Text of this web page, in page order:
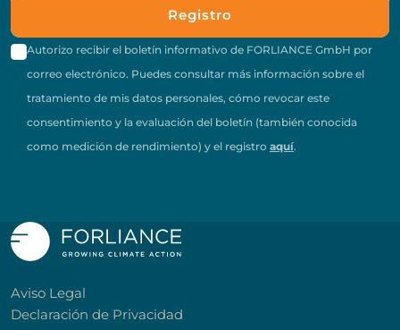
Registro
Autorizo recibir el boletín informativo de FORLIANCE GmbH por
correo electrónico. Puedes consultar más información sobre el
tratamiento de mis datos personales, cómo revocar este
consentimiento y la evaluación del boletín (también conocida
como medición de rendimiento) y el registro aquí.
Aviso Legal
Declaración de Privacidad